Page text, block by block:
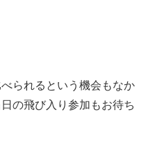
られるという機会もなか
の飛び入り参加もお待ち